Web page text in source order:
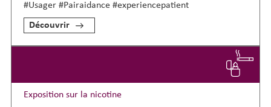
#Usager #Pairaidance #experiencepatient
Découvrir
Exposition sur la nicotine